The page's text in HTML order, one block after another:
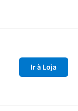
Ir à Loja